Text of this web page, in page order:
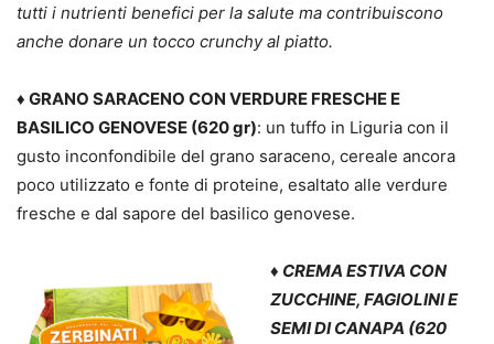
tutti i nutrienti benefici per la salute ma contribuiscono
anche donare un tocco crunchy al piatto.
♦ GRANO SARACENO CON VERDURE FRESCHE E
BASILICO GENOVESE (620 gr): un tuffo in Liguria con il
gusto inconfondibile del grano saraceno, cereale ancora
poco utilizzato e fonte di proteine, esaltato alle verdure
fresche e dal sapore del basilico genovese.
♦ CREMA ESTIVA CON
ZUCCHINE, FAGIOLINI E
SEMI DI CANAPA (620